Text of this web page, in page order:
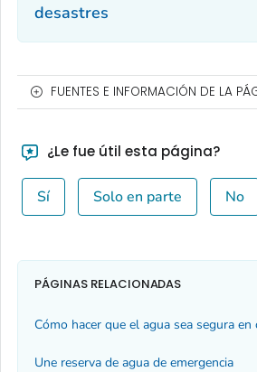
desastres
FUENTES E INFORMACIÓN DE LA
¿Le fue útil esta página?
Sí Solo en parte No
PÁGINAS RELACIONADAS
Cómo hacer que el agua sea segura en
Une reserva de agua de emergencia